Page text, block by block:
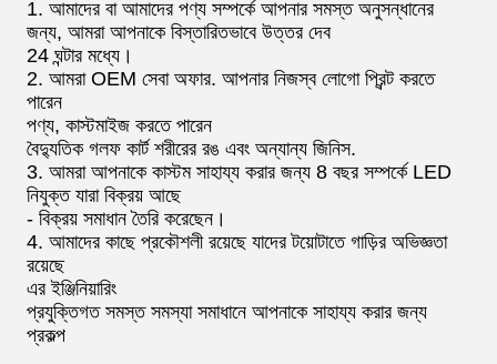
1. আমাদের বা আমাদের পণ্য সম্পর্কে আপনার সমস্ত অনুসন্ধানের
জন্য, আমরা আপনাকে বিস্তারিতভাবে উত্তর দেব
24 ঘন্টার মধ্যে।
2. আমরা OEM সেবা অফার. আপনার নিজস্ব লোগো প্রিন্ট করতে
পারেন
পণ্য, কাস্টমাইজ করতে পারেন
বৈদ্যুতিক গলফ কার্ট শরীরের রঙ এবং অন্যান্য জিনিস.
3. আমরা আপনাকে কাস্টম সাহায্য করার জন্য 8 বছর সম্পর্কে LED
নিযুক্ত যারা বিক্রয় আছে
- বিক্রয় সমাধান তৈরি করেছেন।
4. আমাদের কাছে প্রকৌশলী রয়েছে যাদের টয়োটাতে গাড়ির অভিজ্ঞতা
রয়েছে
এর ইঞ্জিনিয়ারিং
প্রযুক্তিগত সমস্ত সমস্যা সমাধানে আপনাকে সাহায্য করার জন্য
প্রকল্প